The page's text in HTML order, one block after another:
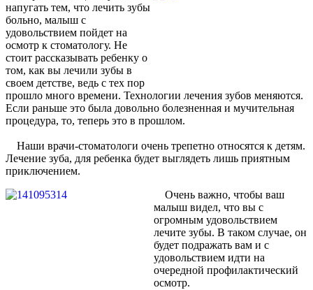
напугать тем, что лечить зубы
больно, малыш с
удовольствием пойдет на
осмотр к стоматологу. Не
стоит рассказывать ребенку о
том, как вы лечили зубы в
своем детстве, ведь с тех пор
прошло много времени. Технологии лечения зубов меняются.
Если раньше это была довольно болезненная и мучительная
процедура, то, теперь это в прошлом.
Наши врачи-стоматологи очень трепетно относятся к детям.
Лечение зуба, для ребенка будет выглядеть лишь приятным
приключением.
Очень важно, чтобы ваш
малыш видел, что вы с
огромным удовольствием
лечите зубы. В таком случае, он
будет подражать вам и с
удовольствием идти на
очередной профилактический
осмотр.